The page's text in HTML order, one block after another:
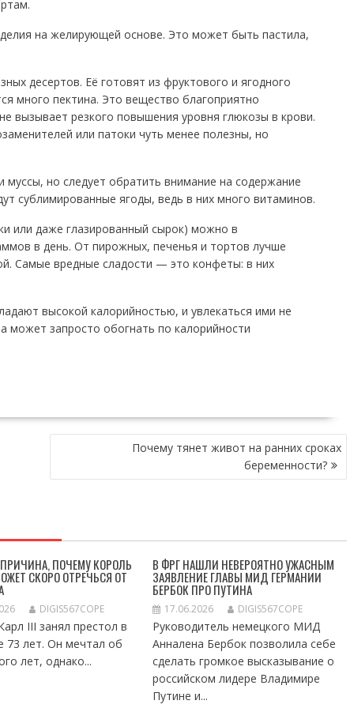
на желирующей основе. Это может быть пастила,
десертов. Её готовят из фруктового и ягодного
много пектина. Это вещество благоприятно
вызывает резкого повышения уровня глюкозы в крови.
или патоки чуть менее полезны, но
но следует обратить внимание на содержание
сублимированные ягоды, ведь в них много витаминов.
или даже глазированный сырок) можно в
в день. От пирожных, печенья и тортов лучше
Самые вредные сладости — это конфеты: в них
высокой калорийностью, и увлекаться ими не
может запросто обогнать по калорийности
Почему тянет живот на ранних сроках
беременности?
ПОЧЕМУ КОРОЛЬ
СКОРО ОТРЕЧЬСЯ ОТ
DIGIS567COPE
III занял престол в
73 лет. Он мечтал об
лет, однако...
В ФРГ НАШЛИ НЕВЕРОЯТНО УЖАСНЫМ
ЗАЯВЛЕНИЕ ГЛАВЫ МИД ГЕРМАНИИ
БЕРБОК ПРО ПУТИНА
17.06.2026 DIGIS567COPE
Руководитель немецкого МИД
Анналена Бербок позволила себе
сделать громкое высказывание о
российском лидере Владимире
Путине и...